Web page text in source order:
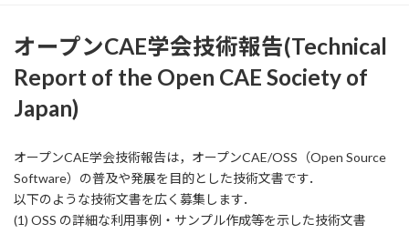
オープンCAE学会技術報告(Technical
Report of the Open CAE Society of
Japan)
オープンCAE学会技術報告は，オープンCAE/OSS（Open Source
Software）の普及や発展を目的とした技術文書です．
以下のような技術文書を広く募集します．
(1) OSS の詳細な利用事例・サンプル作成等を示した技術文書